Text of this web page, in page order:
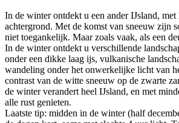
In de winter ontdekt u een ander IJsland,
achtergrond. Met de komst van sneeuw zijn
niet toegankelijk. Maar zoals vaak, als een
In de winter ontdekt u verschillende
onder een dikke laag ijs, vulkanische
wandeling onder het onwerkelijke licht van
contrast van de witte sneeuw op de zwarte
de winter verandert heel IJsland, en met
alle rust genieten.
Laatste tip: midden in de winter (half